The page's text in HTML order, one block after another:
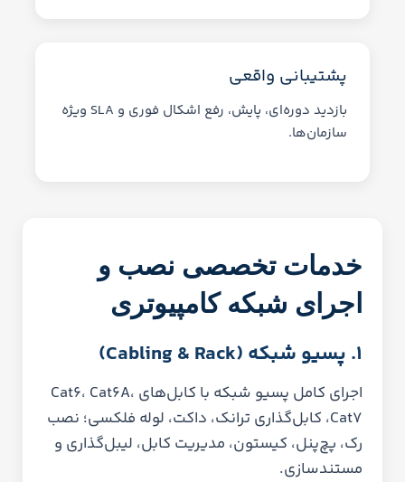
پشتیبانی واقعی
بازدید دوره‌ای، پایش، رفع اشکال فوری و SLA ویژه
سازمان‌ها.
خدمات تخصصی نصب و
اجرای شبکه کامپیوتری
۱. پسیو شبکه (Cabling & Rack)
اجرای کامل پسیو شبکه با کابل‌های Cat6، Cat6A،
Cat7، کابل‌گذاری ترانک، داکت، لوله فلکسی؛ نصب
رک، پچ‌پنل، کیستون، مدیریت کابل، لیبل‌گذاری و
مستندسازی.